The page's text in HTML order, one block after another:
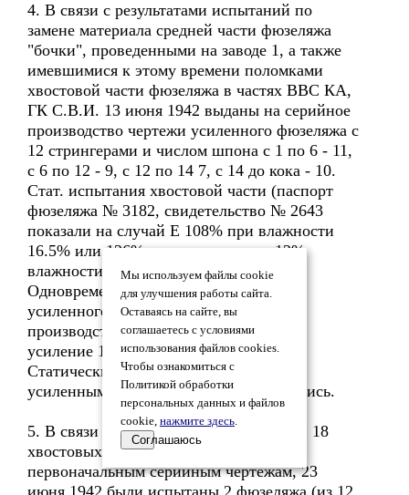
4. В связи с результатами испытаний по
замене материала средней части фюзеляжа
"бочки", проведенными на заводе 1, а также
имевшимися к этому времени поломками
хвостовой части фюзеляжа в частях ВВС КА,
ГК С.В.И. 13 июня 1942 выданы на серийное
производство чертежи усиленного фюзеляжа с
12 стрингерами и числом шпона с 1 по 6 - 11,
с 6 по 12 - 9, с 12 по 14 7, с 14 до кока - 10.
Стат. испытания хвостовой части (паспорт
фюзеляжа № 3182, свидетельство № 2643
показали на случай Е 108% при влажности
16.5% или 126% при пересчете на 12%
влажности.
Одновременно с выпуском чертежей
усиленного фюзеляжа от 13 июня 1942
производству были выданы эскизы на
усиление 10 и 11 шпангоутов.
Статические испытания фюзеляжа с
усиленными шпангоутами не проводились.
5. В связи с отсутствием на заводах 1 и 18
хвостовых частей, соответствующих
первоначальным серийным чертежам, 23
июня 1942 были испытаны 2 фюзеляжа (из 12
Мы используем файлы cookie
для улучшения работы сайта.
Оставаясь на сайте, вы
соглашаетесь с условиями
использования файлов cookies.
Чтобы ознакомиться с
Политикой обработки
персональных данных и файлов
cookie, нажмите здесь.
Соглашаюсь